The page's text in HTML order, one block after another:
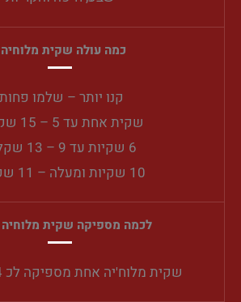
כמה עולה שקית
קנו יותר – שלמו
שקית אחת עד 5 – 15 שקלים
6 שקיות עד 9 – 13 שקלים
10 שקיות ומעלה – 11 שקלים
לכמה מספיקה שקית
שקית מלוח'יה אחת מספיקה לכ 3-4 סועדים